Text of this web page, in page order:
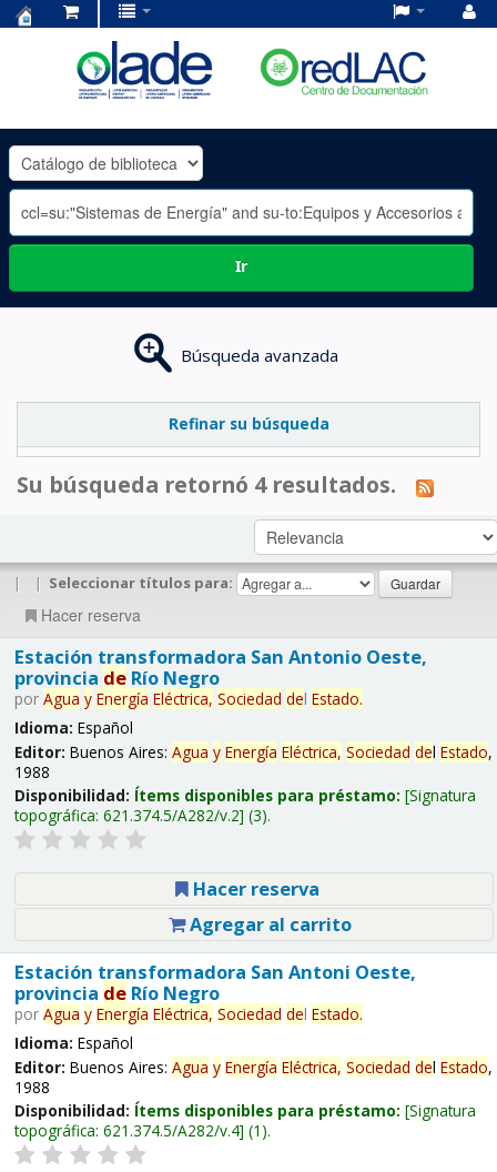
OLADE
-
Ir
Búsqueda avanzada
Refinar su búsqueda
Su búsqueda retornó 4 resultados.
| | Seleccionar títulos para:
Hacer reserva
Estación transformadora San Antonio Oeste,
provincia deRío Negro
por Agua y Energía Eléctrica, Sociedad del Estado.
Idioma: Español
Editor: Buenos Aires: Agua y Energía Eléctrica, Sociedad del Estado,
1988
Disponibilidad: Ítems disponibles para préstamo: Signatura
topográfica: 621.374.5/A282/v.2 (3).
Hacer reserva
Agregar al carrito
Estación transformadora San Antoni Oeste,
provincia deRío Negro
por Agua y Energía Eléctrica, Sociedad del Estado.
Idioma: Español
Editor: Buenos Aires: Agua y Energía Eléctrica, Sociedad del Estado,
1988
Disponibilidad: Ítems disponibles para préstamo: Signatura
topográfica: 621.374.5/A282/v.4 (1).